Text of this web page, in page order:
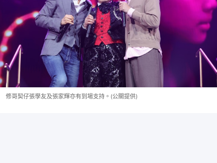
修哥契仔張學友及張家輝亦有到場支持。(公關提供)